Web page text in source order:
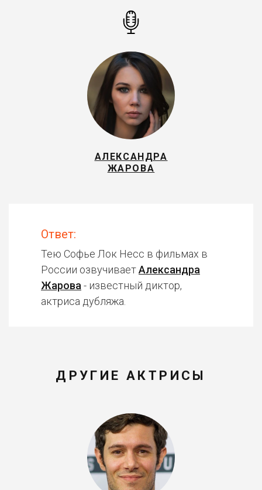
АЛЕКСАНДРА
ЖАРОВА
Ответ:
Тею Софье Лок Несс в фильмах в
России озвучиваетАлександра
Жарова - известный диктор,
актриса дубляжа.
ДРУГИЕ АКТРИСЫ